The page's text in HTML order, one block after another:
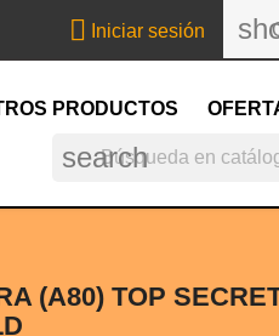
 Iniciar sesión
PRODUCTOS
search
(A80) TOP